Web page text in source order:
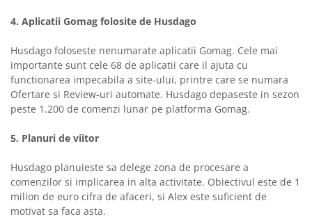
4. Aplicatii Gomag folosite de Husdago
Husdago foloseste nenumarate aplicatii Gomag. Cele mai
importante sunt cele 68 de aplicatii care il ajuta cu
functionarea impecabila a site-ului, printre care se numara
Ofertare si Review-uri automate. Husdago depaseste in sezon
peste 1.200 de comenzi lunar pe platforma Gomag.
5. Planuri de viitor
Husdago planuieste sa delege zona de procesare a
comenzilor si implicarea in alta activitate. Obiectivul este de 1
milion de euro cifra de afaceri, si Alex este suficient de
motivat sa faca asta.